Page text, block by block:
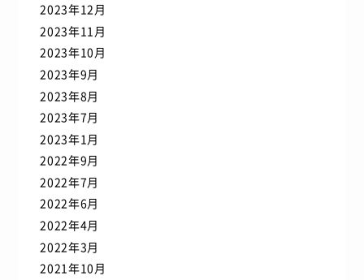
2023年12月
2023年11月
2023年10月
2023年9月
2023年8月
2023年7月
2023年1月
2022年9月
2022年7月
2022年6月
2022年4月
2022年3月
2021年10月